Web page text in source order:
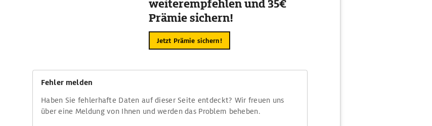
weiterempfehlen und 35€
Prämie sichern!
Jetzt Prämie sichern!
Fehler melden
Haben Sie fehlerhafte Daten auf dieser Seite entdeckt? Wir freuen uns
über eine Meldung von Ihnen und werden das Problem beheben.